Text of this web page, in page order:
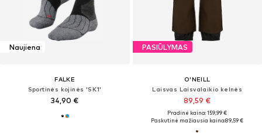
Naujiena
FALKE
Sportinės kojinės 'SK1'
34,90 €
PASIŪLYMAS
O'NEILL
Laisvas Laisvalaikio kelnės
89,59 €
Pradinė kaina: 159,99 €
Paskutinė mažiausia kaina:89,59 €